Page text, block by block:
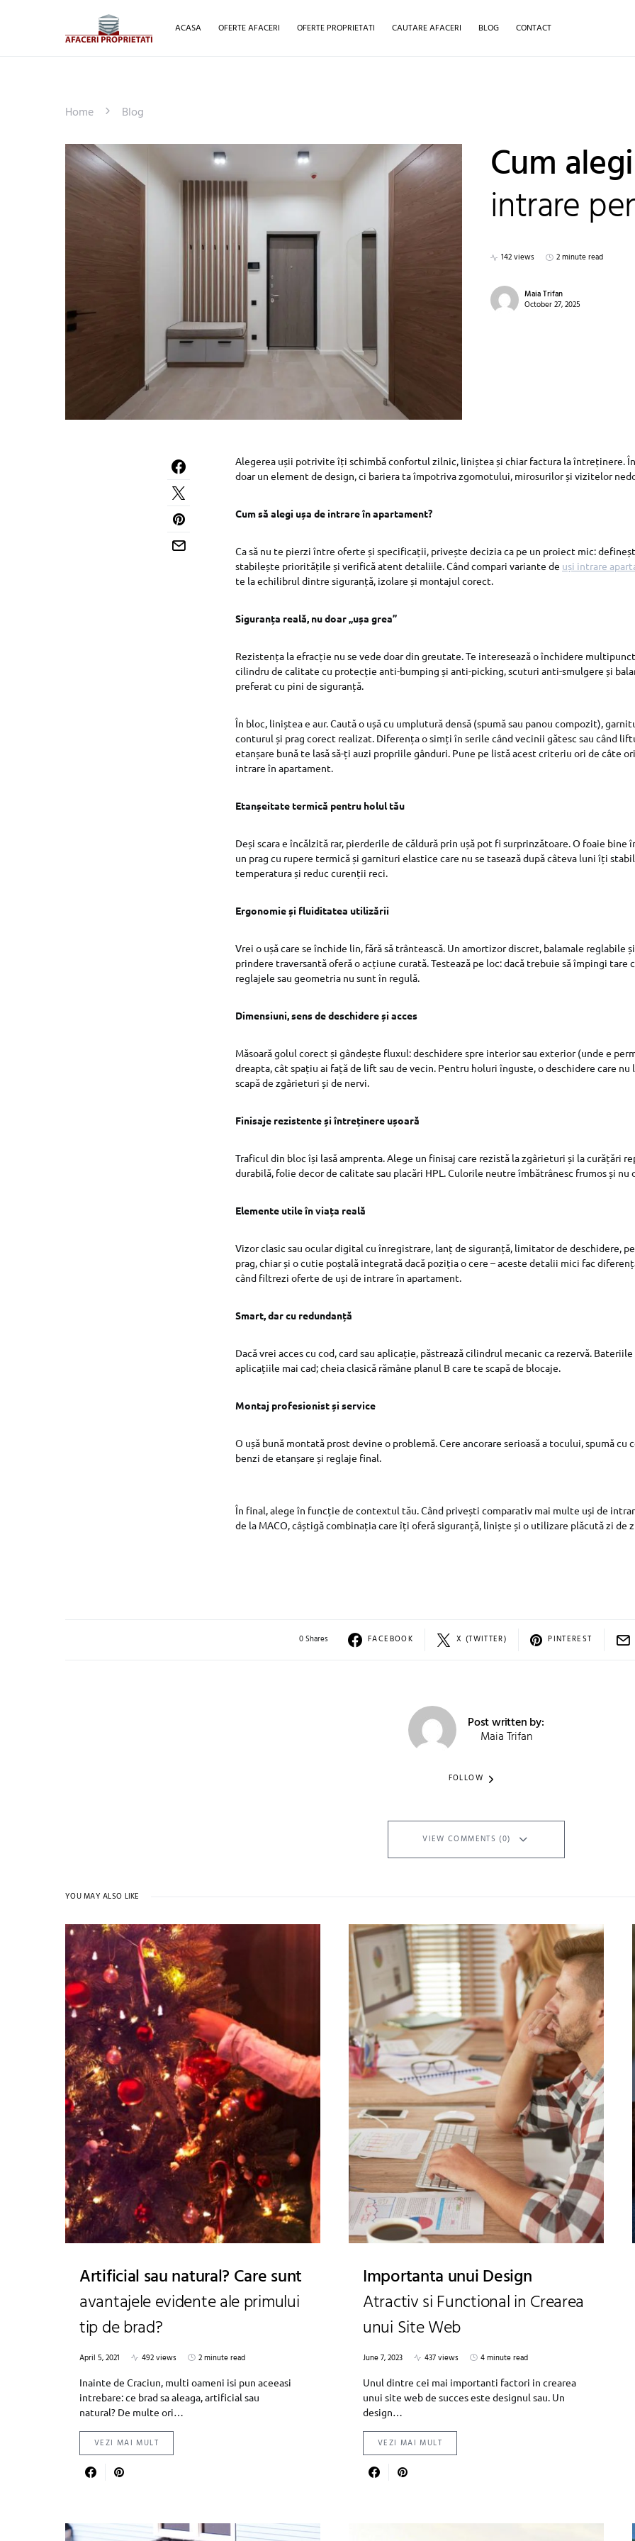
ACASA OFERTE AFACERI OFERTE PROPRIETATI CAUTARE AFACERI BLOG CONTACT
Home Blog
Cum
intrare
142 views 2 minute read
Maia Trifan
October 27, 2025
Alegerea ușii potrivite îți schimbă confortul zilnic, liniștea și chiar factura la întreținere.
doar un element de design, ci bariera ta împotriva zgomotului, mirosurilor și vizitelor
Cum să alegi ușa de intrare în apartament?
Ca să nu te pierzi între oferte și specificații, privește decizia ca pe un proiect mic:
stabilește prioritățile și verifică atent detaliile. Când compari variante de uși intrare
te la echilibrul dintre siguranță, izolare și montajul corect.
Siguranța reală, nu doar „ușa grea”
Rezistența la efracție nu se vede doar din greutate. Te interesează o închidere
cilindru de calitate cu protecție anti-bumping și anti-picking, scuturi anti-smulgere și
preferat cu pini de siguranță.
În bloc, liniștea e aur. Caută o ușă cu umplutură densă (spumă sau panou compozit),
conturul și prag corect realizat. Diferența o simți în serile când vecinii gătesc sau când
etanșare bună te lasă să-ți auzi propriile gânduri. Pune pe listă acest criteriu ori de câte
intrare în apartament.
Etanșeitate termică pentru holul tău
Deși scara e încălzită rar, pierderile de căldură prin ușă pot fi surprinzătoare. O foaie bine
un prag cu rupere termică și garnituri elastice care nu se tasează după câteva luni îți
temperatura și reduc curenții reci.
Ergonomie și fluiditatea utilizării
Vrei o ușă care se închide lin, fără să trântească. Un amortizor discret, balamale reglabile
prindere traversantă oferă o acțiune curată. Testează pe loc: dacă trebuie să împingi tare
reglajele sau geometria nu sunt în regulă.
Dimensiuni, sens de deschidere și acces
Măsoară golul corect și gândește fluxul: deschidere spre interior sau exterior (unde e
dreapta, cât spațiu ai față de lift sau de vecin. Pentru holuri înguste, o deschidere care
scapă de zgârieturi și de nervi.
Finisaje rezistente și întreținere ușoară
Traficul din bloc își lasă amprenta. Alege un finisaj care rezistă la zgârieturi și la curățări
durabilă, folie decor de calitate sau placări HPL. Culorile neutre îmbătrânesc frumos și nu
Elemente utile în viața reală
Vizor clasic sau ocular digital cu înregistrare, lanț de siguranță, limitator de deschidere,
prag, chiar și o cutie poștală integrată dacă poziția o cere – aceste detalii mici fac
când filtrezi oferte de uși de intrare în apartament.
Smart, dar cu redundanță
Dacă vrei acces cu cod, card sau aplicație, păstrează cilindrul mecanic ca rezervă. Bateriile
aplicațiile mai cad; cheia clasică rămâne planul B care te scapă de blocaje.
Montaj profesionist și service
O ușă bună montată prost devine o problemă. Cere ancorare serioasă a tocului, spumă cu
benzi de etanșare și reglaje final.
În final, alege în funcție de contextul tău. Când privești comparativ mai multe uși de
de la MACO, câștigă combinația care îți oferă siguranță, liniște și o utilizare plăcută zi de
0 Shares FACEBOOK X (TWITTER) PINTEREST
Post written by:
Maia Trifan
FOLLOW
VIEW COMMENTS (0)
YOU MAY ALSO LIKE
Artificial sau natural? Care sunt
avantajele evidente ale primului
tip de brad?
April 5, 2021 492 views
2 minute read
Inainte de Craciun, multi oameni isi pun aceeasi
intrebare: ce brad sa aleaga, artificial sau
natural? De multe ori…
VEZI MAI MULT
Importanta unui Design
Atractiv si Functional in Crearea
unui Site Web
June 7, 2023 437 views
4 minute read
Unul dintre cei mai importanti factori in crearea
unui site web de succes este designul sau. Un
design…
VEZI MAI MULT